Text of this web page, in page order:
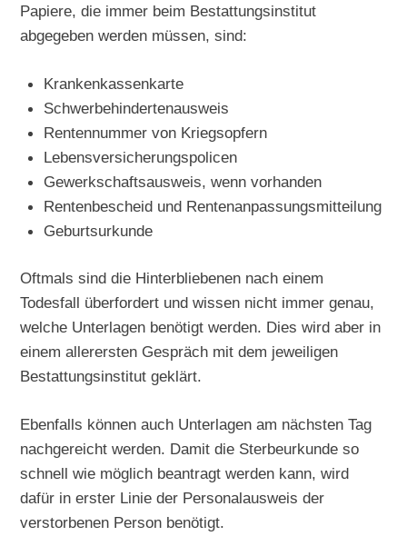
Papiere, die immer beim Bestattungsinstitut
abgegeben werden müssen, sind:
Krankenkassenkarte
Schwerbehindertenausweis
Rentennummer von Kriegsopfern
Lebensversicherungspolicen
Gewerkschaftsausweis, wenn vorhanden
Rentenbescheid und Rentenanpassungsmitteilung
Geburtsurkunde
Oftmals sind die Hinterbliebenen nach einem
Todesfall überfordert und wissen nicht immer genau,
welche Unterlagen benötigt werden. Dies wird aber in
einem allerersten Gespräch mit dem jeweiligen
Bestattungsinstitut geklärt.
Ebenfalls können auch Unterlagen am nächsten Tag
nachgereicht werden. Damit die Sterbeurkunde so
schnell wie möglich beantragt werden kann, wird
dafür in erster Linie der Personalausweis der
verstorbenen Person benötigt.